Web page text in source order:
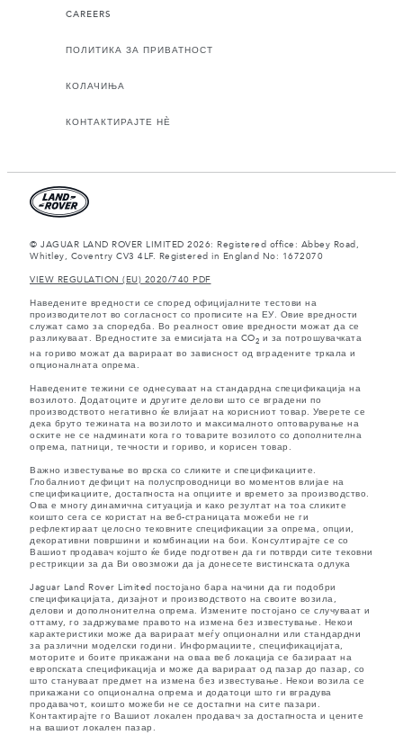
CAREERS
ПОЛИТИКА ЗА ПРИВАТНОСТ
КОЛАЧИЊА
КОНТАКТИРАЈТЕ НЀ
© JAGUAR LAND ROVER LIMITED 2026: Registered office: Abbey Road,
Whitley, Coventry CV3 4LF. Registered in England No: 1672070
VIEW REGULATION (EU) 2020/740 PDF
Наведените вредности се според официјалните тестови на
производителот во согласност со прописите на ЕУ. Овие вредности
служат само за споредба. Во реалност овие вредности можат да се
разликуваат. Вредностите за емисијата на CO2 и за потрошувачката
на гориво можат да варираат во зависност од вградените тркала и
опционалната опрема.
Наведените тежини се однесуваат на стандардна спецификација на
возилото. Додатоците и другите делови што се вградени по
производството негативно ќе влијаат на корисниот товар. Уверете се
дека бруто тежината на возилото и максималното оптоварување на
оските не се надминати кога го товарите возилото со дополнителна
опрема, патници, течности и гориво, и корисен товар.
Важно известување во врска со сликите и спецификациите.
Глобалниот дефицит на полуспроводници во моментов влијае на
спецификациите, достапноста на опциите и времето за производство.
Ова е многу динамична ситуација и како резултат на тоа сликите
коишто сега се користат на веб-страницата можеби не ги
рефлектираат целосно тековните спецификации за опрема, опции,
декоративни површини и комбинации на бои. Консултирајте се со
Вашиот продавач којшто ќе биде подготвен да ги потврди сите тековни
рестрикции за да Ви овозможи да ја донесете вистинската одлука
Jaguar Land Rover Limited постојано бара начини да ги подобри
спецификацијата, дизајнот и производството на своите возила,
делови и дополнонителна опрема. Измените постојано се случуваат и
оттаму, го задржуваме правото на измена без известување. Некои
карактеристики може да варираат меѓу опционални или стандардни
за различни моделски години. Информациите, спецификацијата,
моторите и боите прикажани на оваа веб локација се базираат на
европската спецификација и може да варираат од пазар до пазар, со
што стануваат предмет на измена без известување. Некои возила се
прикажани со опционална опрема и додатоци што ги вградува
продавачот, коишто можеби не се достапни на сите пазари.
Контактирајте го Вашиот локален продавач за достапноста и цените
на вашиот локален пазар.